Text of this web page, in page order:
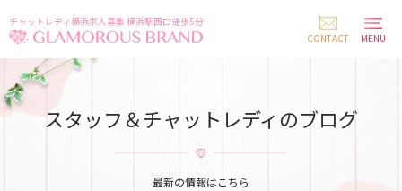
チャットレディ横浜求人募集 横浜駅西口徒歩5分
CONTACT
MENU
スタッフ＆チャットレディのブログ
最新の情報はこちら